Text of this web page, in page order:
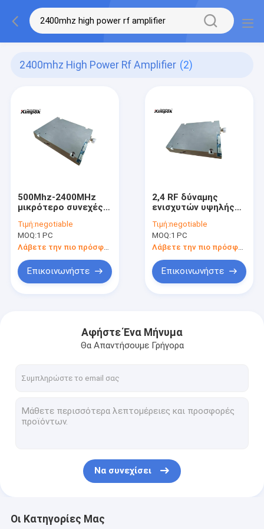
2400mhz High Power Rf Amplifier (2)
500Mhz-2400MHz
μικρότερο συνεχές
LAN 28V μεγέθους
ενισχυτών υψηλής
δύναμης RF
Τιμή:negotiable
MOQ:1 PC
Λάβετε την πιο πρόσφατη τιμή
Επικοινωνήστε
2,4 RF δύναμης
ενισχυτών υψηλής
κέρδους Ghz βάρους
του τοπικού LAN 2kg
Τιμή:negotiable
MOQ:1 PC
Επικοινωνήστε
Αφήστε Ένα Μήνυμα
Θα Απαντήσουμε Γρήγορα
Να συνεχίσει
Οι Κατηγορίες Μας